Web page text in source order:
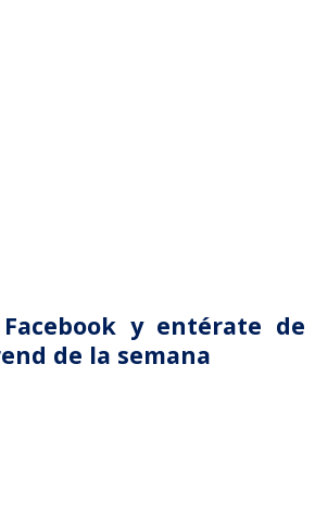
y entérate de
de la semana